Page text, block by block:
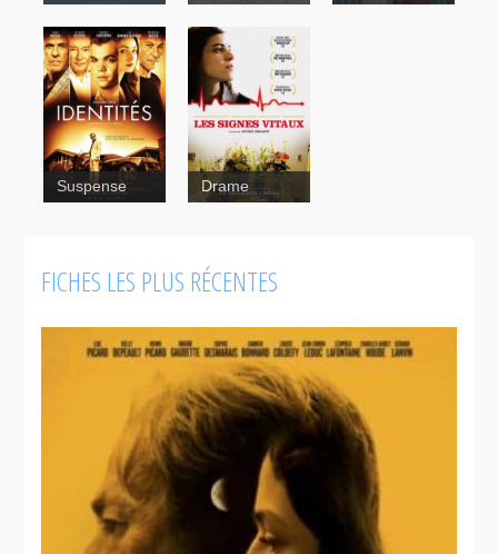
The
Twentieth
Century
Mon ami
Suspense
vitaux
Drame
FICHES LES PLUS RÉCENTES